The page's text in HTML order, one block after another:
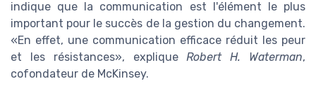
indique que la communication est l'élément le plus
important pour le succès de la gestion du changement.
En effet, une communication efficace réduit les peur
et les résistances , explique Robert H. Waterman,
cofondateur de McKinsey.